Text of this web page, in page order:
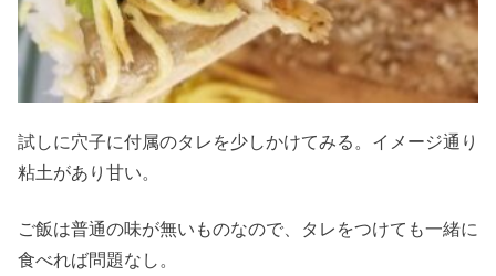
試しに穴子に付属のタレを少しかけてみる。イメージ通り
粘土があり甘い。
ご飯は普通の味が無いものなので、タレをつけても一緒に
食べれば問題なし。